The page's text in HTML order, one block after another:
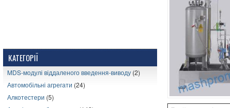
КАТЕГОРІЇ
MDS-модулі віддаленого введення-виводу (2)
Автомобільні агрегати (24)
Алкотестери (5)